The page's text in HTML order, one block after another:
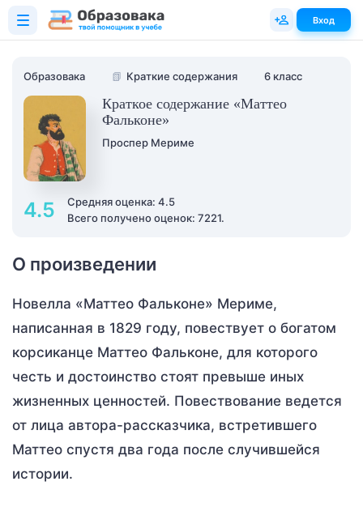
Образовака 📗 Краткие содержания 6 класс
Краткое содержание «Маттео
Фальконе»
Проспер Мериме
4.5
Средняя оценка: 4.5
Всего получено оценок: 7221.
О произведении
Новелла «Маттео Фальконе» Мериме,
написанная в 1829 году, повествует о богатом
корсиканце Маттео Фальконе, для которого
честь и достоинство стоят превыше иных
жизненных ценностей. Повествование ведется
от лица автора-рассказчика, встретившего
Маттео спустя два года после случившейся
истории.
Вход